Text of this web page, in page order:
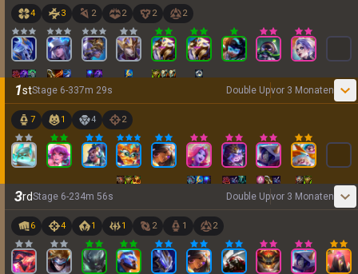
4 3 2 2 2 2
1stStage 6-337m 29s Double Upvor 3 Monaten
7 1 4 2
3rdStage 6-234m 56s Double Upvor 3 Monaten
6 4 1 1 2 1 2